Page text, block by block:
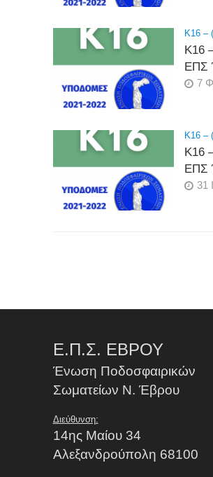
K16 –
Κ16
ΕΠΣ
7
K16 –
Κ16
ΕΠΣ
31
Ε.Π.Σ. ΕΒΡΟΥ
Ένωση Ποδοσφαιρικών
Σωματείων Ν. Έβρου
Διεύθυνση:
14ης Μαίου 34
Αλεξανδρούπολη 68100